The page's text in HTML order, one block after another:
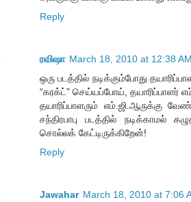
Reply
ரவிஷா March 18, 2010 at 12:38 AM
ஒரு படத்தில் நடிக்கும்போது
“கரக்ட்” செய்யப்போய், தயாரிப்பாளர்
தயாரிப்பாளரும் எம்.ஜி.ஆருக்கு
சந்திரபாபு படத்தில் நடிக்காமல்
சொல்லக் கேட்டிருக்கிறேன்!
Reply
Jawahar March 18, 2010 at 7:06